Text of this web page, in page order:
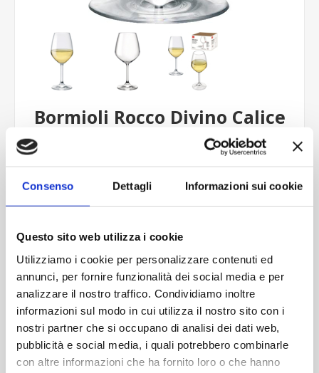
Consenso Dettagli Informazioni sui cookie
Questo sito web utilizza i cookie
Utilizziamo i cookie per personalizzare contenuti ed
annunci, per fornire funzionalità dei social media e per
analizzare il nostro traffico. Condividiamo inoltre
informazioni sul modo in cui utilizza il nostro sito con i
nostri partner che si occupano di analisi dei dati web,
pubblicità e social media, i quali potrebbero combinarle
con altre informazioni che ha fornito loro o che hanno
Bormioli Rocco Divino Calice
Vino Bianco 44,5 cl Set 6 Pz
Calice ideale per vini bianchi in vetro sottile, brillante e
trasparente come il cristallo, qualità ed eleganza ad un
prezzo estremamente conveniente, lavabile in
lavastoviglie.
Caratteristiche Tecniche di: Bormioli Rocco Divino Calice
Vino Bianco 44,5 cl Set 6 Pz
Calice Vino Bianco DIVINO by BORMIOLI ROCCO In